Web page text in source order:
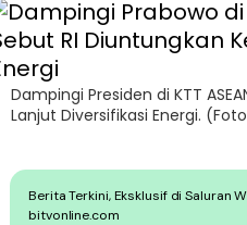
Dampingi Presiden di KTT
Lanjut Diversifikasi Energi.
Berita Terkini, Eksklusif di Saluran
bitvonline.com